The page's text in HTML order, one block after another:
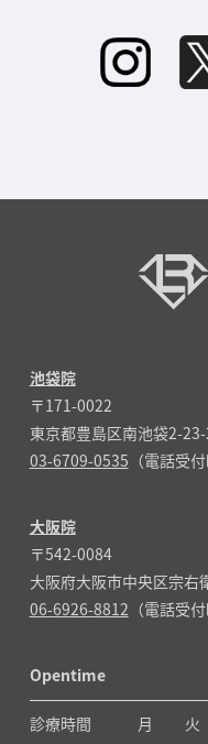
池袋院
〒171-0022
東京都豊島区南池袋2-
03-6709-0535 （電話受
大阪院
〒542-0084
大阪府大阪市中央区宗右
06-6926-8812 （電話受
Opentime
診療時間 月 火